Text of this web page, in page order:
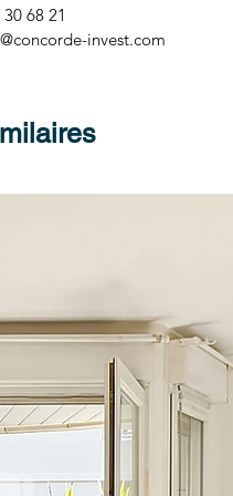
68 21
invest.com